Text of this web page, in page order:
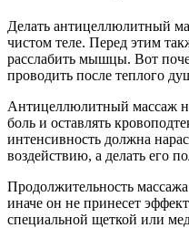
Делать антицеллюлитный
чистом теле. Перед этим
расслабить мышцы. Вот
проводить после теплого
Антицеллюлитный массаж
боль и оставлять
интенсивность должна
воздействию, а делать его
Продолжительность
иначе он не принесет
специальной щеткой или